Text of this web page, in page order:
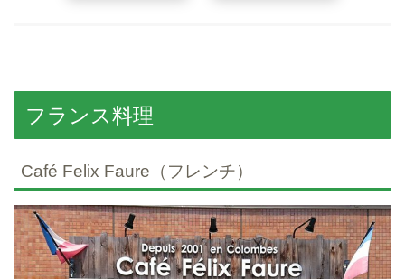
フランス料理
Café Felix Faure（フレンチ）